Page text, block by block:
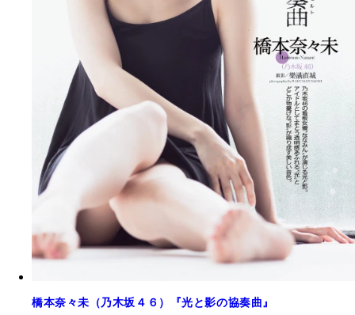
橋本奈々未（乃木坂４６）『光と影の協奏曲』